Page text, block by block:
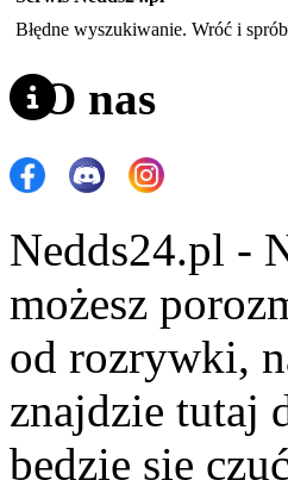
Błędne wyszukiwanie. Wróć i
O nas
Nedds24.pl -
możesz
od rozrywki,
znajdzie tutaj
będzie się